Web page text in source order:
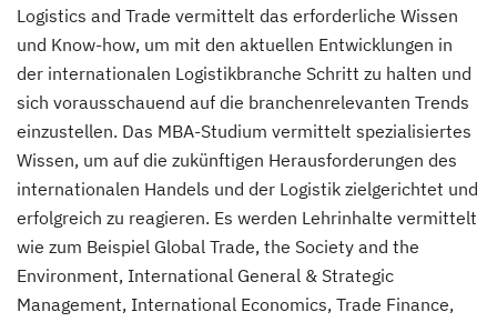
Logistics and Trade vermittelt das erforderliche Wissen
und Know-how, um mit den aktuellen Entwicklungen in
der internationalen Logistikbranche Schritt zu halten und
sich vorausschauend auf die branchenrelevanten Trends
einzustellen. Das MBA-Studium vermittelt spezialisiertes
Wissen, um auf die zukünftigen Herausforderungen des
internationalen Handels und der Logistik zielgerichtet und
erfolgreich zu reagieren. Es werden Lehrinhalte vermittelt
wie zum Beispiel Global Trade, the Society and the
Environment, International General & Strategic
Management, International Economics, Trade Finance,